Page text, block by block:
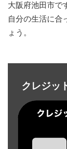
大阪府池田市で
自分の生活に合
ょう。
クレジッ